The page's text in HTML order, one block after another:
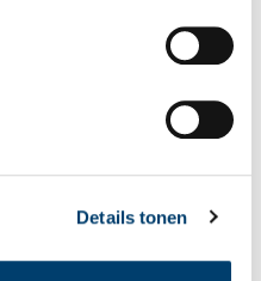
Details tonen
Oorlog een spannende
in dat jaar midden in een